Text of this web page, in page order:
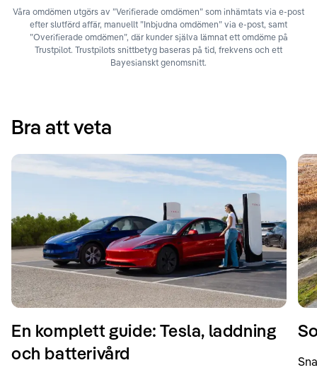
Våra omdömen utgörs av ”Verifierade omdömen” som inhämtats via e-post
efter slutförd affär, manuellt ”Inbjudna omdömen” via e-post, samt
”Overifierade omdömen”, där kunder själva lämnat ett omdöme på
Trustpilot. Trustpilots snittbetyg baseras på tid, frekvens och ett
Bayesianskt genomsnitt.
Bra att veta
En komplett guide: Tesla, laddning
och batterivård